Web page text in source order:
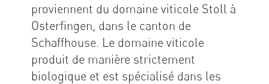
proviennent du domaine viticole Stoll à
Osterfingen, dans le canton de
Schaffhouse. Le domaine viticole
produit de manière strictement
biologique et est spécialisé dans les